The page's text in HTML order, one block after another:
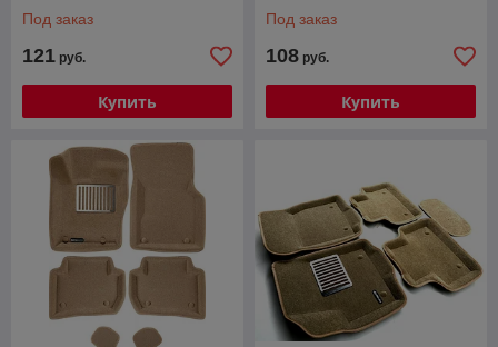
Под заказ
121 руб.
Купить
Под заказ
108 руб.
Купить